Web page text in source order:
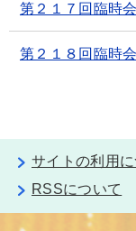
第２１７回臨時
第２１８回臨時
サイトの利用
RSSについて